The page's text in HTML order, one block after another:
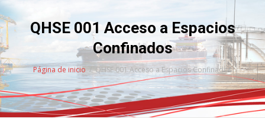
QHSE 001 Acceso a Espacios
Confinados
Página de inicio QHSE 001 Acceso a Espacios Confinados